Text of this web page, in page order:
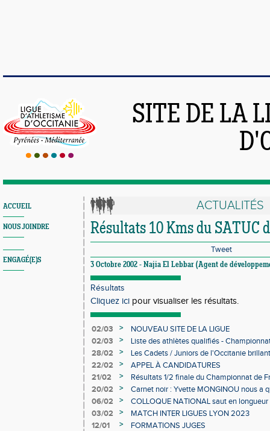
SITE DE LA
ACCUEIL
NOUS JOINDRE
ENGAGÉ(E)S
ACTUALITÉS
Résultats 10 Kms du SATUC
Tweet
3 Octobre 2002 - Najia El Lebbar (Agent de
Résultats
Cliquez ici pour visualiser les résultats.
02/03 >
NOUVEAU SITE DE LA LIGUE
02/03
>
Liste des athlètes qualifiés -
Individuels en salle
28/02 >
Les Cadets / Juniors de l'Occitanie
22/02
>
APPEL À CANDIDATURES
21/02
>
Résultats 1/2 finale du Championnat de
20/02
>
Carnet noir : Yvette MONGINOU nous a
06/02
>
COLLOQUE NATIONAL saut en
03/02
>
MATCH INTER LIGUES LYON 2023
12/01
>
FORMATIONS JUGES